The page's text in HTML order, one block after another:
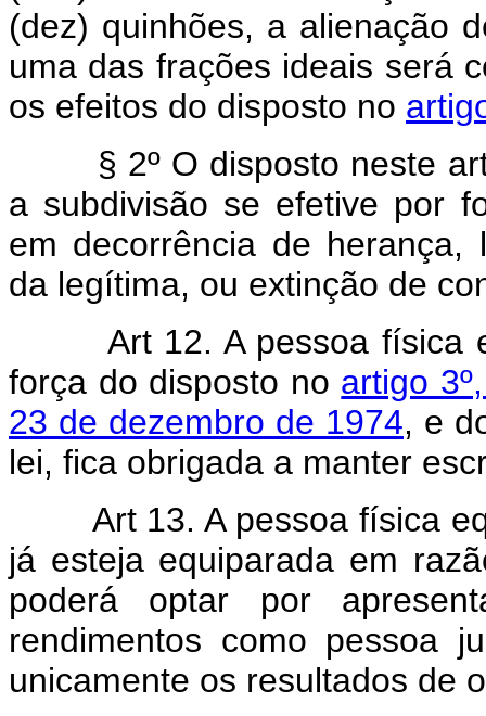
(dez) quinhões, a alienação
uma das frações ideais será
os efeitos do disposto no
§ 2º O disposto neste
a subdivisão se efetive por
em decorrência de herança,
da legítima, ou extinção de
Art 12. A pessoa física
força do disposto no artigo
23 de dezembro de 1974, e
lei, fica obrigada a manter
Art 13. A pessoa física
já esteja equiparada em
poderá optar por
rendimentos como pessoa
unicamente os resultados de